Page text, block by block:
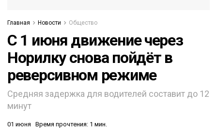
Главная Новости Общество
С 1 июня движение через
Норилку снова пойдёт в
реверсивном режиме
Средняя задержка для водителей составит до 12
минут
01 июня Время прочтения: 1 мин.